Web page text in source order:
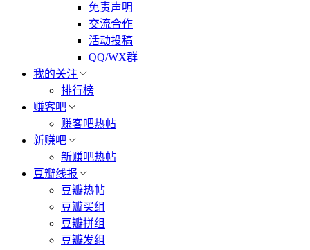
免责声明
交流合作
活动投稿
QQ/WX群
我的关注
排行榜
赚客吧
赚客吧热帖
新赚吧
新赚吧热帖
豆瓣线报
豆瓣热帖
豆瓣买组
豆瓣拼组
豆瓣发组